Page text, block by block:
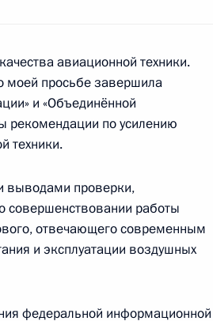
изменений
авиационной техники.
моей просьбе завершила
и «Объединённой
рекомендации по усилению
техники.
выводами проверки,
совершенствовании работы
отвечающего современным
и эксплуатации воздушных
федеральной информационной